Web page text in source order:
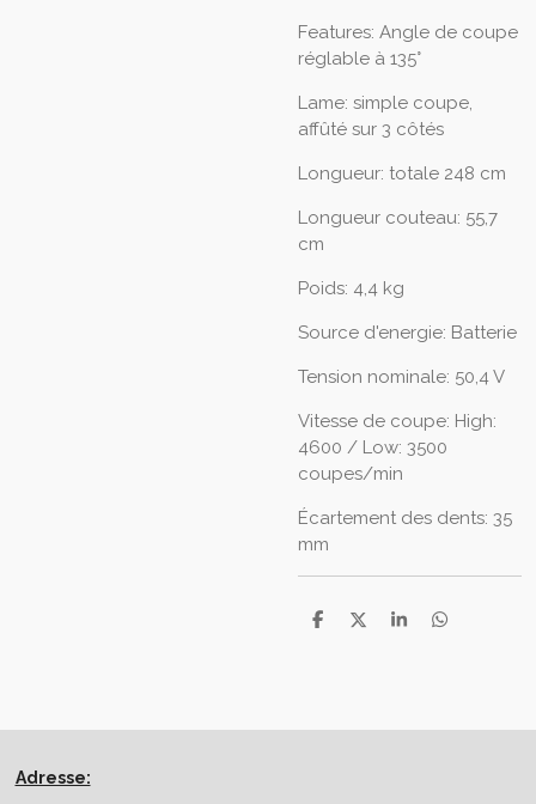
Features: Angle de coupe
réglable à 135°
Lame: simple coupe,
affûté sur 3 côtés
Longueur: totale 248 cm
Longueur couteau: 55,7
cm
Poids: 4,4 kg
Source d'energie: Batterie
Tension nominale: 50,4 V
Vitesse de coupe: High:
4600 / Low: 3500
coupes/min
Écartement des dents: 35
mm
P
e
P
e
P
e
P
e
Adresse: